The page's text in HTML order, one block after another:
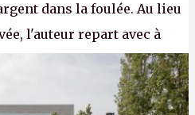
dans la foulée. Au lieu
l'auteur repart avec à
C'est toujours plus
à dev, mais ça
qu'on ne braque pas